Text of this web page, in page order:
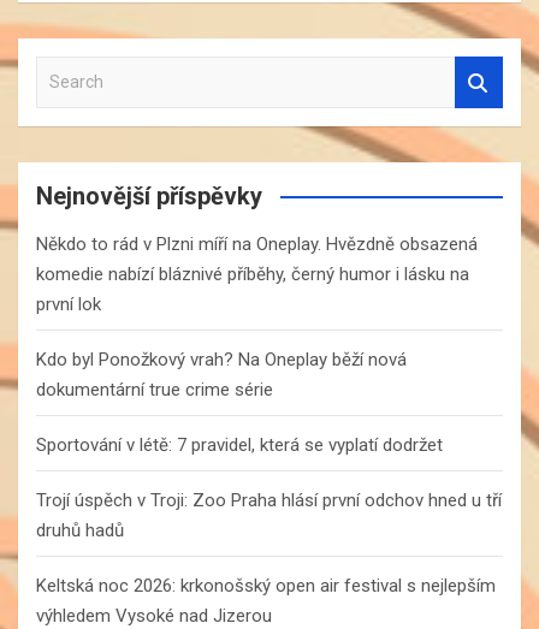
a
r
c
Nejnovější příspěvky
Někdo to rád v Plzni míří na Oneplay. Hvězdně obsazená
komedie nabízí bláznivé příběhy, černý humor i lásku na
první lok
Kdo byl Ponožkový vrah? Na Oneplay běží nová
dokumentární true crime série
Sportování v létě: 7 pravidel, která se vyplatí dodržet
Trojí úspěch v Troji: Zoo Praha hlásí první odchov hned u tří
druhů hadů
Keltská noc 2026: krkonošský open air festival s nejlepším
výhledem Vysoké nad Jizerou